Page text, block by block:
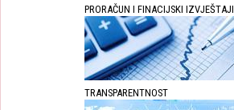
PRORAČUN I FINACIJSKI IZVJEŠTAJI
TRANSPARENTNOST